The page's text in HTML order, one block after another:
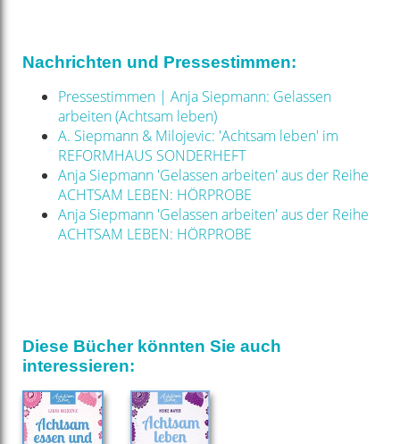
Nachrichten und Pressestimmen:
Pressestimmen | Anja Siepmann: Gelassen
arbeiten (Achtsam leben)
A. Siepmann & Milojevic: 'Achtsam leben' im
REFORMHAUS SONDERHEFT
Anja Siepmann 'Gelassen arbeiten' aus der Reihe
ACHTSAM LEBEN: HÖRPROBE
Anja Siepmann 'Gelassen arbeiten' aus der Reihe
ACHTSAM LEBEN: HÖRPROBE
Diese Bücher könnten Sie auch
interessieren: